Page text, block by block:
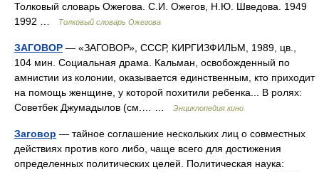
Толковый словарь Ожегова. С.И. Ожегов, Н.Ю. Шведова. 1949
1992 …
Толковый словарь Ожегова
ЗАГОВОР — «ЗАГОВОР», СССР, КИРГИЗФИЛЬМ, 1989, цв.,
104 мин. Социальная драма. Кальман, освобожденный по
амнистии из колонии, оказывается единственным, кто приходит
на помощь женщине, у которой похитили ребенка... В ролях:
Советбек Джумадылов (см.… …
Энциклопедия кино
Заговор — тайное соглашение нескольких лиц о совместных
действиях против кого либо, чаще всего для достижения
определенных политических целей. Политическая наука: